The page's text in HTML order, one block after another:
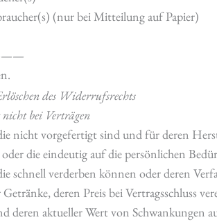
(nur bei Mitteilung auf Papier)
des Widerrufsrechts
bei Verträgen
nicht vorgefertigt sind und für deren
die eindeutig auf die persönlichen
schnell verderben können oder deren
deren Preis bei Vertragsschluss
deren aktueller Wert von Schwankungen